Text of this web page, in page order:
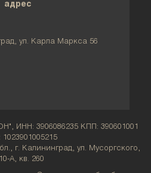
адрес
ул. Карла Маркса 56
ИНН: 3906086235 КПП: 390601001
г. Калининград, ул. Мусоргского,
А, кв. 260